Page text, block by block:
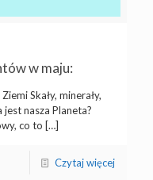
w maju:
Skały, minerały,
nasza Planeta?
co to […]
Czytaj więcej